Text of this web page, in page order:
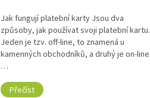
Jak fungují platební karty Jsou dva
způsoby, jak používat svoji platební kartu.
Jeden je tzv. off-line, to znamená u
kamenných obchodníků, a druhý je on-
…
Přečíst